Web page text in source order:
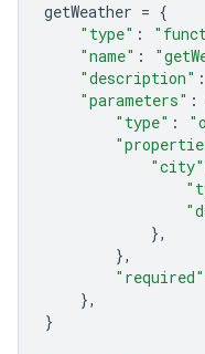
getWeather = {
"type" :
"name" :
"description" :
"parameters" :
"type" :
"city"
},
},
"required"
},
}